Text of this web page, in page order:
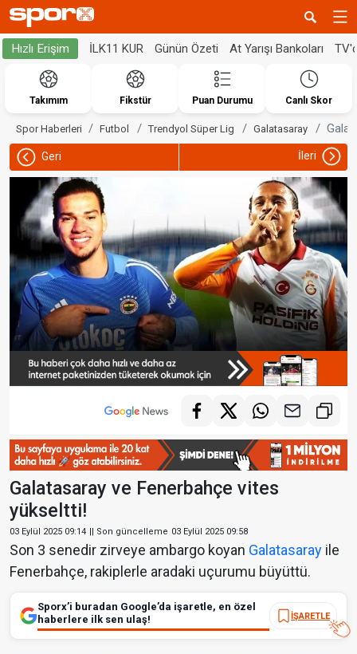
Hızlı Erişim İLK11 KUR Günün Özeti At Yarışı Bankoları
Takımım Fikstür Puan Durumu Canlı Skor
Spor Haberleri Futbol Trendyol Süper Lig Galatasaray
Geri İleri
Galatasaray ve Fenerbahçe vites
yükseltti!
03 Eylül 2025 09:14 || Son güncelleme 03 Eylül 2025 09:58
Son 3 senedir zirveye ambargo koyan Galatasaray ile
Fenerbahçe, rakiplerle aradaki uçurumu büyüttü.
Sporx’i buradan Google’da işaretle, en özel
haberlere ilk sen ulaş!
İŞARETLE